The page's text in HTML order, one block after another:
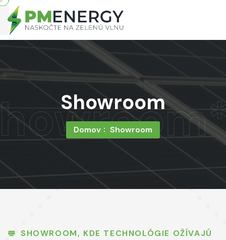
*
Showroom
Domov Showroom
SHOWROOM, KDE TECHNOLÓGIE OŽÍVAJÚ